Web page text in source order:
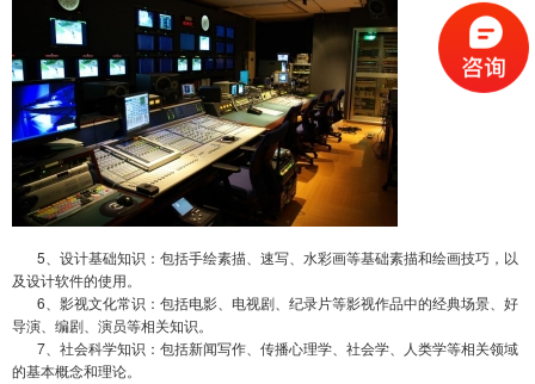
5、设计基础知识：包括手绘素描、速写、水彩画等基础素描和绘画技巧，以
及设计软件的使用。
6、影视文化常识：包括电影、电视剧、纪录片等影视作品中的经典场景、好
导演、编剧、演员等相关知识。
7、社会科学知识：包括新闻写作、传播心理学、社会学、人类学等相关领域
的基本概念和理论。